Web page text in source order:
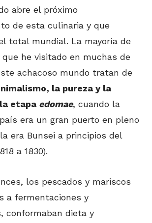
abre el próximo
de esta culinaria y que
total mundial. La mayoría de
he visitado en muchas de
achacoso mundo tratan de
la pureza y la
etapa edomae, cuando la
era un gran puerto en pleno
era Bunsei a principios del
a 1830).
los pescados y mariscos
a fermentaciones y
conformaban dieta y